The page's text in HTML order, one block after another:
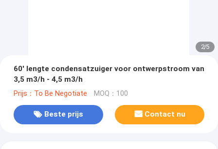
2/5
60' lengte condensatzuiger voor ontwerpstroom van
3,5 m3/h - 4,5 m3/h
Prijs：To Be Negotiate MOQ：100
Beste prijs Contact nu